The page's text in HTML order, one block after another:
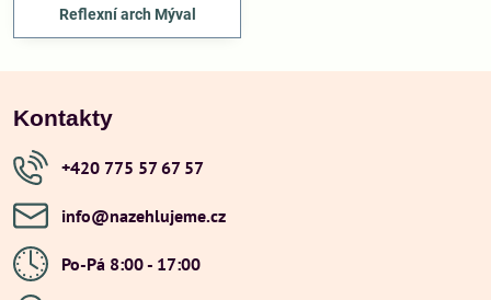
Reflexní arch Mýval
Kontakty
+420 775 57 67 57
info​@nazehlujeme​.cz
Po-Pá 8:00 - 17:00